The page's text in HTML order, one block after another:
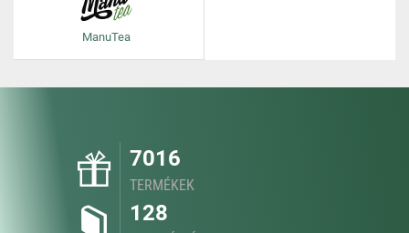
ManuTea
7016
TERMÉKEK
128